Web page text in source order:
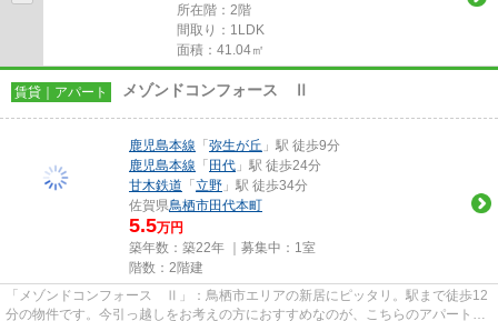
所在階：2階
間取り：1LDK
面積：41.04㎡
賃貸｜アパート メゾンドコンフォース Ⅱ
鹿児島本線 「弥生が丘 」駅 徒歩9分
鹿児島本線 「田代 」駅 徒歩24分
甘木鉄道 「立野 」駅 徒歩34分
佐賀県鳥栖市田代本町
5.5万円
築年数：築22年 ｜募集中： 1室
階数：2階建
「メゾンドコンフォース Ⅱ」：鳥栖市エリアの新居にピッタリ。駅まで徒歩12
分の物件です。今引っ越しをお考えの方におすすめなのが、こちらのアパートで